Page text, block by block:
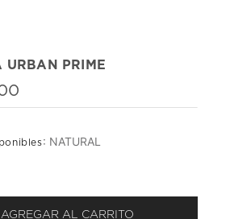
URBAN PRIME
: NATURAL
AGREGAR AL CARRITO